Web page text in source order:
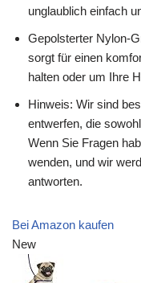
unglaublich einfach
Gepolsterter Nylon-
sorgt für einen
halten oder um Ihre
Hinweis: Wir sind
entwerfen, die
Wenn Sie Fragen
wenden, und wir
antworten.
Bei Amazon kaufen
New